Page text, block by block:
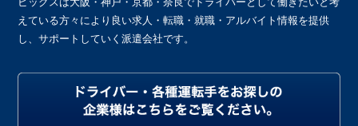
ビッグスは大阪・神戸・京都・奈良でドライバーとして働きたいと考
えている方々により良い求人・転職・就職・アルバイト情報を提供
し、サポートしていく派遣会社です。